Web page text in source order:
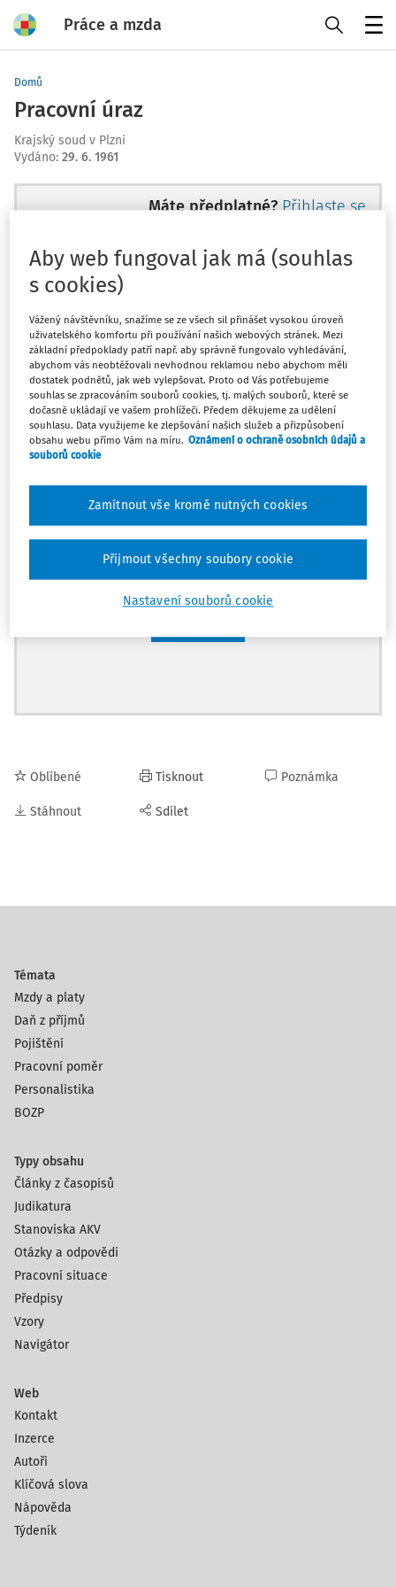
Práce a mzda
Domů
Pracovní úraz
Krajský soud v Plzni
Vydáno: 29. 6. 1961
Máte předplatné? Přihlaste se
Celý dokument je jen pro předplatitele.
Zaregistrujte se a získejte
zdarma plný přístup na 14 dnů.
Všechny placené články na webu
Ucelený přehled pracovních situací
Archiv časopisů
Oblíbené
Stáhnout
Tisknout
Sdílet
Poznámka
Témata
Mzdy a platy
Daň z příjmů
Pojištění
Pracovní poměr
Personalistika
BOZP
Typy obsahu
Články z časopisů
Judikatura
Stanoviska AKV
Otázky a odpovědi
Pracovní situace
Předpisy
Vzory
Navigátor
Web
Kontakt
Inzerce
Autoři
Klíčová slova
Nápověda
Týdeník
Aby web fungoval jak má (souhlas
s cookies)
Vážený návštěvníku, snažíme se ze všech sil přinášet vysokou úroveň
uživatelského komfortu při používání našich webových stránek. Mezi
základní předpoklady patří např. aby správně fungovalo vyhledávání,
abychom vás neobtěžovali nevhodnou reklamou nebo abychom měli
dostatek podnětů, jak web vylepšovat. Proto od Vás potřebujeme
souhlas se zpracováním souborů cookies, tj. malých souborů, které se
dočasně ukládají ve vašem prohlížeči. Předem děkujeme za udělení
souhlasu. Data využijeme ke zlepšování našich služeb a přizpůsobení
obsahu webu přímo Vám na míru. Oznámení o ochraně osobních údajů a
souborů cookie
Nastavení souborů cookie
Zamítnout vše kromě nutných cookies
Přijmout všechny soubory cookie